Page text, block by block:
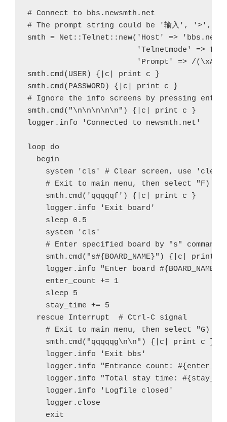
# Connect to bbs.newsmth.net
# The prompt string could be '输入', '>',
smth = Net::Telnet::new('Host' =>
'Telnetmode' =>
'Prompt' => /
smth.cmd(USER) {|c| print c }
smth.cmd(PASSWORD) {|c| print c }
# Ignore the info screens by pressing enter
smth.cmd("\n\n\n\n\n") {|c| print c }
logger.info 'Connected to newsmth.net'
loop do
  begin
system 'cls' # Clear screen, use
# Exit to main menu, then select "F)
    smth.cmd('qqqqqf') {|c| print c }
    logger.info 'Exit board'
    sleep 0.5
    system 'cls'
# Enter specified board by "s" command
smth.cmd("s#{BOARD_NAME}") {|c| print c
    logger.info "Enter board #{BOARD_NAME}"
    enter_count += 1
    sleep 5
    stay_time += 5
  rescue Interrupt  # Ctrl-C signal
# Exit to main menu, then select "G)
    smth.cmd("qqqqqg\n\n") {|c| print c }
    logger.info 'Exit bbs'
logger.info "Entrance count:
logger.info "Total stay time:
    logger.info 'Logfile closed'
    logger.close
    exit